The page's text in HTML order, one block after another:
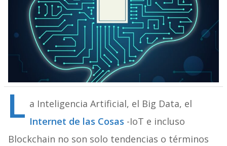
L a Inteligencia Artificial, el Big Data, el
Internet de las Cosas -IoT e incluso
Blockchain no son solo tendencias o términos